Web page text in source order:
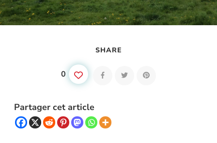
SHARE
0
Partager cet article